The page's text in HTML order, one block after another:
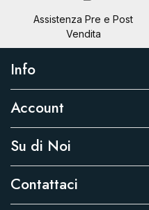
Assistenza Pre e Post
Vendita
Info
Account
Su di Noi
Contattaci